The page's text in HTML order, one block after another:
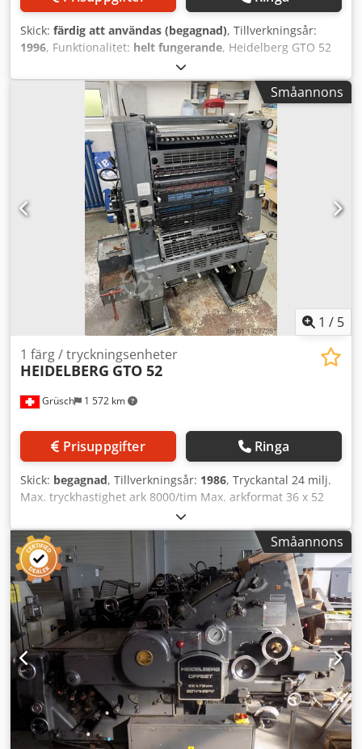
Skick: färdig att användas (begagnad), Tillverkningsår:
1996, Funktionalitet: helt fungerande, Heidelberg GTO 52
År 1996 Pulverspraysystem Varn Kompac-fuktning
Dsdjzpamgspfx Ahnjkr
Småannons
1 / 5
Grüsch 1 572 km
1 färg / tryckningsenheter
HEIDELBERG GTO 52
Prisuppgifter Ringa
Skick: begagnad, Tillverkningsår: 1986, Tryckantal 24 milj.
Max. tryckhastighet ark 8000/tim Max. arkformat 36 x 52
cm Fuktningssystem Crestline Dksdpfx Ahowplrqsnor
Småannons